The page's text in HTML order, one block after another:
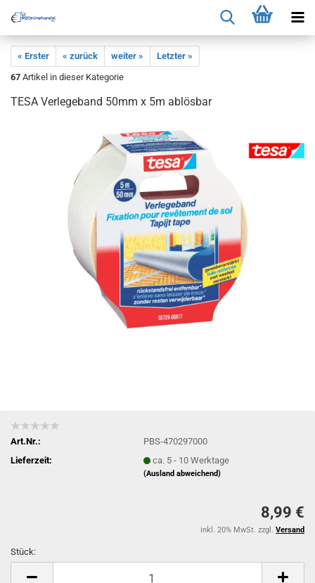
« Erster « zurück weiter »
Letzter »
67 Artikel in dieser Kategorie
TESA Verlegeband 50mm x 5m ablösbar
Art.Nr.:
PBS-470297000
Lieferzeit:
ca. 5 - 10 Werktage
(Ausland abweichend)
8,99 €
inkl. 20% MwSt. zzgl. Versand
Stück: